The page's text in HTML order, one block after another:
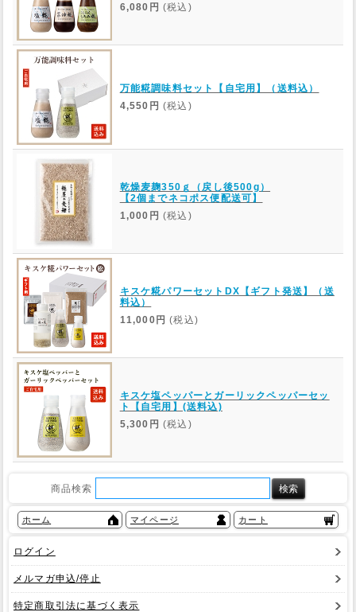
6,080円 (税込)
万能糀調味料セット【自宅用】（送料込）
4,550円 (税込)
乾燥麦麹350ｇ（戻し後500g）
【2個までネコポス便配送可】
1,000円 (税込)
キスケ糀パワーセットDX【ギフト発送】（送
料込）
11,000円 (税込)
キスケ塩ペッパーとガーリックペッパーセッ
ト【自宅用】(送料込)
5,300円 (税込)
商品検索
ホーム マイページ カート
ログイン
メルマガ申込/停止
特定商取引法に基づく表示